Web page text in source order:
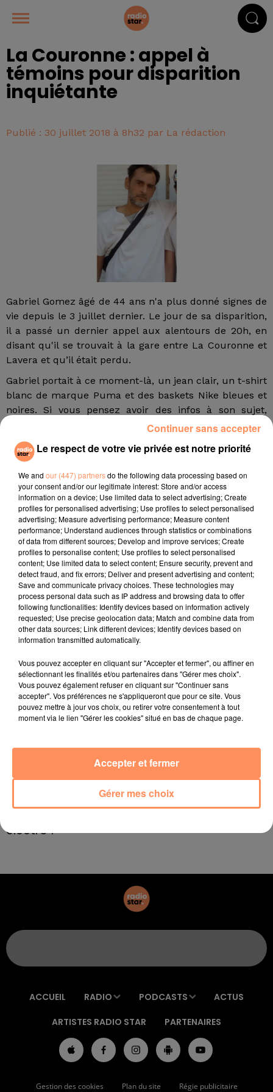
La Couronne : appel à
témoins pour disparition
inquiétante
Publié : 30 juillet 2018 à 8h32 par La rédaction
Gabriel Gomez âgé de 44 ans n'a plus donné signes de
vie depuis le 3 juillet dernier. Le jour de sa disparition,
il a passé un dernier appel aux alentours de 20h, en
disant qu'il se trouvait à la gare entre La Couronne et
Lavera et qu’il était perdu.
Gabriel portait à ce moment-là, un jean clair, un t-shirt
blanc de marque Puma et des baskets Nike bleues et
noires. Si vous pensez avoir des infos à son sujet,
veuillez contacter La Gendarmerie de Martigues au 04
88 10 13 10 ou sa famille au 06 37 73 88 82.
fil actus
4 juillet 2022
Radio Star Live avec Dadju
27 juin 2022
Marseille : une application pour mettre en
relation extras et...
27 juin 2022
Le cocholed pour jouer à la pétanque
jusqu'au bout de la nuit !
10 mai 2022
Toulon : des quais électrifiés pour 2023 !
10 mai 2022
Cassis organise sa traditionnelle "Fête du vin"
10 mai 2022
Marseille : appel à témoins pour retrouver
8 mai 2022
Le rappeur marseillais Soprano invité de
E=M6
Aix : "Journée de l’Europe", soirée danse et set
électro !
ACCUEIL RADIO PODCASTS ACTUS
ARTISTES RADIO STAR PARTENAIRES
Gestion des cookies Plan du site Régie publicitaire
Le respect de votre vie privée est notre priorité
We and our (447) partnersdo the following data processing based on
your consent and/or our legitimate interest: Store and/or access
information on a device; Use limited data to select advertising; Create
profiles for personalised advertising; Use profiles to select personalised
advertising; Measure advertising performance; Measure content
performance; Understand audiences through statistics or combinations
of data from different sources; Develop and improve services; Create
profiles to personalise content; Use profiles to select personalised
content; Use limited data to select content; Ensure security, prevent and
detect fraud, and fix errors; Deliver and present advertising and content;
Save and communicate privacy choices. These technologies may
process personal data such as IP address and browsing data to offer
following functionalities: Identify devices based on information actively
requested; Use precise geolocation data; Match and combine data from
other data sources; Link different devices; Identify devices based on
information transmitted automatically.
Vous pouvez accepter en cliquant sur "Accepter et fermer", ou affiner en
sélectionnant les finalités et/ou partenaires dans "Gérer mes choix".
Vous pouvez également refuser en cliquant sur "Continuer sans
accepter". Vos préférences ne s'appliqueront que pour ce site. Vous
pouvez mettre à jour vos choix, ou retirer votre consentement à tout
moment via le lien "Gérer les cookies" situé en bas de chaque page.
Gérer mes choix
Accepter et fermer
Continuer sans accepter